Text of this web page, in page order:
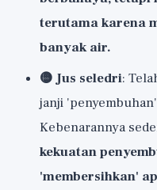
terutama karena
banyak air.
🟡 Jus seledri:
janji
Kebenarannya
kekuatan
'membersihkan'